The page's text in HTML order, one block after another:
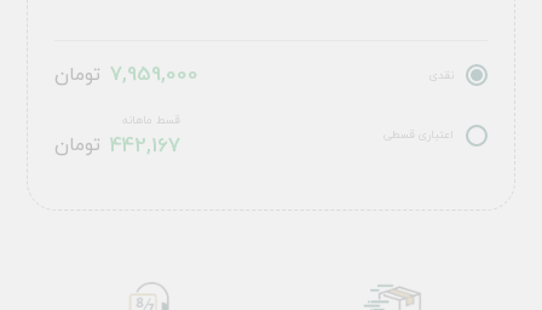
نقدی 7,959,000 تومان
اعتباری قسطی
قسط ماهانه
442,167 تومان